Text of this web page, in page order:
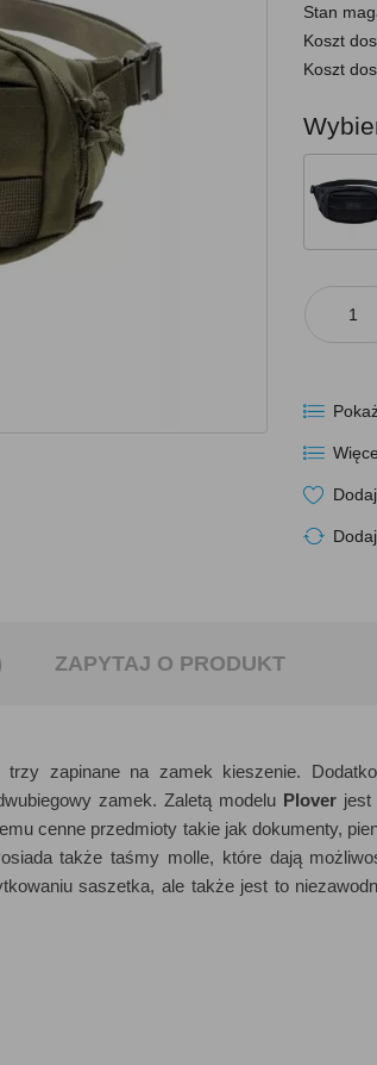
Stan
Koszt
Koszt
ZAPYTAJ O PRODUKT
zapinane na zamek kieszenie.
zamek. Zaletą modelu Ploverjest
cenne przedmioty takie jak dokumenty,
także taśmy molle, które dają
saszetka, ale także jest to